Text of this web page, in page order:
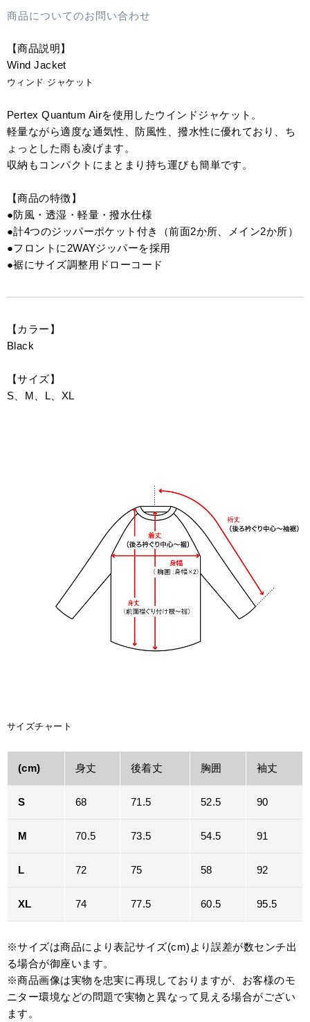
商品についてのお問い合わせ
【商品説明】
Wind Jacket
ウィンド ジャケット
Pertex Quantum Airを使用したウインドジャケット。
軽量ながら適度な通気性、防風性、撥水性に優れており、ち
ょっとした雨も凌げます。
収納もコンパクトにまとまり持ち運びも簡単です。
【商品の特徴】
●防風・透湿・軽量・撥水仕様
●計4つのジッパーポケット付き（前面2か所、メイン2か所）
●フロントに2WAYジッパーを採用
●裾にサイズ調整用ドローコード
【カラー】
Black
【サイズ】
S、M、L、XL
サイズチャート
(cm) 身丈 後着丈 胸囲 袖丈
S 68 71.5 52.5 90
M 70.5 73.5 54.5 91
L 72 75 58 92
XL 74 77.5 60.5 95.5
※サイズは商品により表記サイズ(cm)より誤差が数センチ出
る場合が御座います。
※商品画像は実物を忠実に再現しておりますが、お客様のモ
ニター環境などの問題で実物と異なって見える場合がござい
ます。